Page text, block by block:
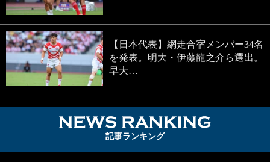
【日本代表】網走合宿メンバー34名
を発表。明大・伊藤龍之介ら選出。
早大…
記事ランキング